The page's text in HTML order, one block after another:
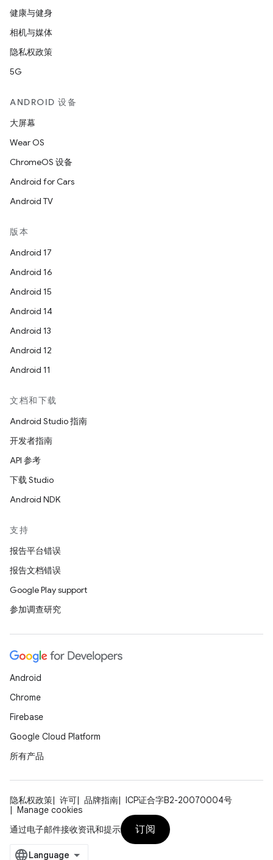
健康与健身
相机与媒体
隐私权政策
5G
ANDROID 设备
大屏幕
Wear OS
ChromeOS 设备
Android for Cars
Android TV
版本
Android 17
Android 16
Android 15
Android 14
Android 13
Android 12
Android 11
文档和下载
Android Studio 指南
开发者指南
API 参考
下载 Studio
Android NDK
支持
报告平台错误
报告文档错误
Google Play support
参加调查研究
Android
Chrome
Firebase
Google Cloud Platform
所有产品
隐私权政策 许可 品牌指南
ICP证合字B2-20070004号
Manage cookies
通过电子邮件接收资讯和提示
订阅